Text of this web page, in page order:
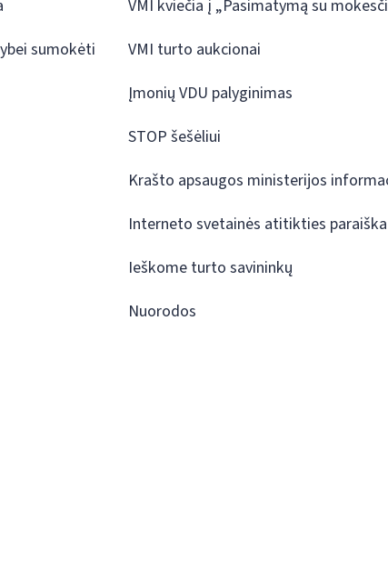
sumokėti
VMI kviečia į „Pasimatymą su
VMI turto aukcionai
Įmonių VDU palyginimas
STOP šešėliui
Krašto apsaugos ministerijos
Interneto svetainės atitikties paraiška
Ieškome turto savininkų
Nuorodos